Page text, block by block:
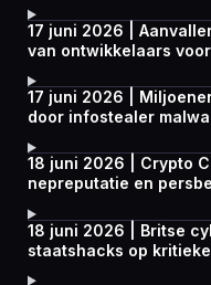
17 juni 2026 |
van ontwikkelaars
17 juni 2026 |
door infostealer
18 juni 2026 | Crypto
nepreputatie en
18 juni 2026 | Britse
staatshacks op